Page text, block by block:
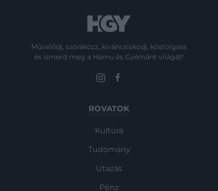
Művelődj, szórakozz, kíváncsiskodj, kóstolgass
és ismerd meg a Hamu és Gyémánt világát!
ROVATOK
Kultúra
Tudomány
Utazás
Pénz